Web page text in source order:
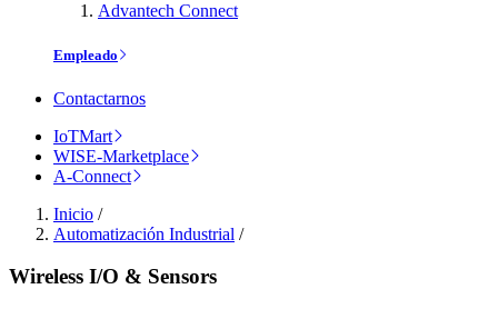
Advantech Connect
Empleado
Contactarnos
IoTMart
WISE-Marketplace
A-Connect
Inicio /
Automatización Industrial /
Wireless I/O & Sensors